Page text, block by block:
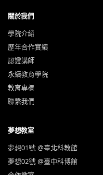
關於我們
學院介紹
歷年合作實績
認證講師
永續教育學院
教育專欄
聯繫我們
夢想教室
夢想01號 @臺北科教館
夢想02號 @臺中科博館